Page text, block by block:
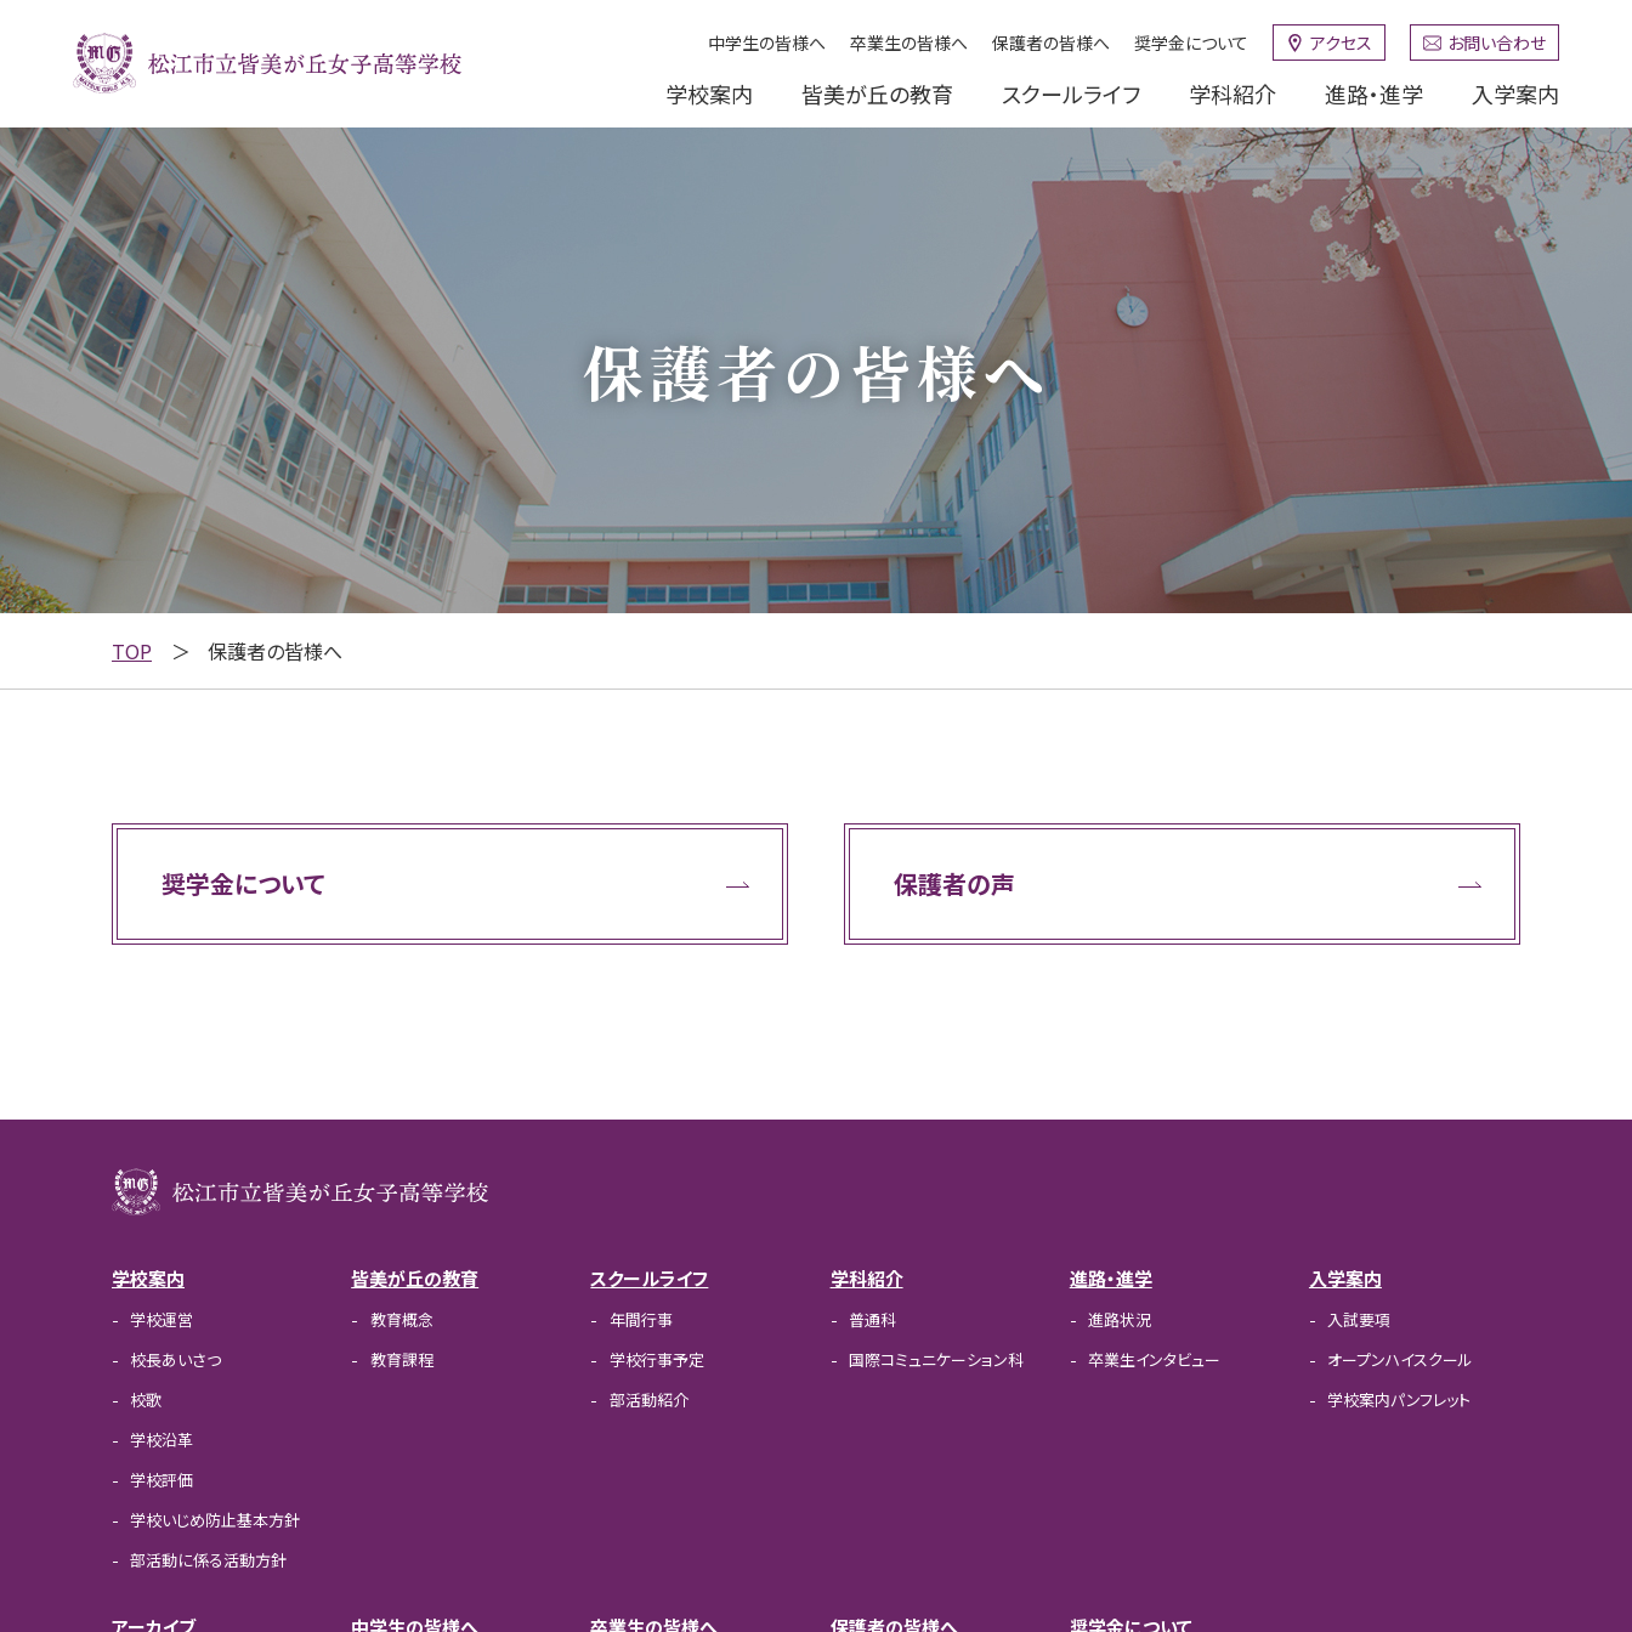
学校案内 皆美が丘の教育 スクールライフ 学科紹介 進路・進学 入学案内
中学生の皆様へ 卒業生の皆様へ 保護者の皆様へ 奨学金について アクセス お問い合わせ
保護者の皆様へ
TOP 保護者の皆様へ
奨学金について 保護者の声
学校案内
学校運営
校長あいさつ
校歌
学校沿革
学校評価
学校いじめ防止基本方針
部活動に係る活動方針
皆美が丘の教育
教育概念
教育課程
スクールライフ
年間行事
学校行事予定
部活動紹介
学科紹介
普通科
国際コミュニケーション科
進路・進学
進路状況
卒業生インタビュー
入学案内
入試要項
オープンハイスクール
学校案内パンフレット
アーカイブ 中学生の皆様へ 卒業生の皆様へ 保護者の皆様へ 奨学金について